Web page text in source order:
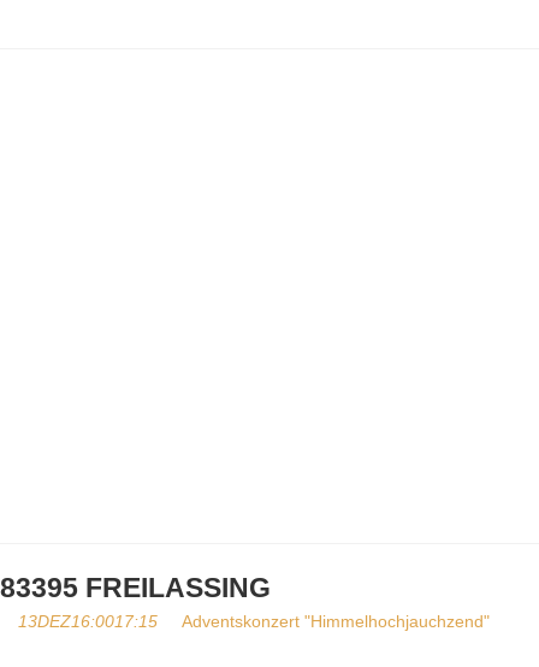
83395 FREILASSING
13DEZ16:0017:15 Adventskonzert "Himmelhochjauchzend"